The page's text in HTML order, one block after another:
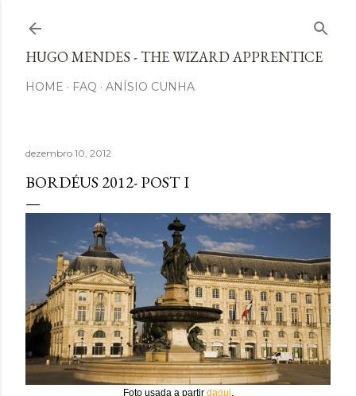
HUGO MENDES - THE WIZARD APPRENTICE
HOME FAQ ANÍSIO CUNHA
dezembro 10, 2012
BORDÉUS 2012- POST I
Foto usada a partir daqui.